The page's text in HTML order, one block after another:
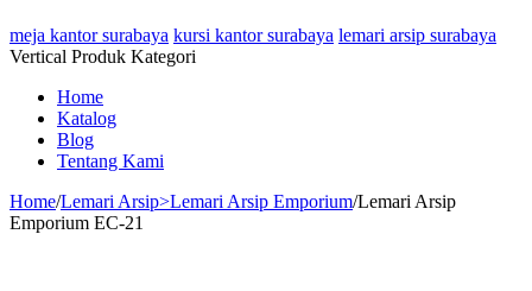
meja kantor surabaya kursi kantor surabaya lemari arsip surabaya
Vertical Produk Kategori
Home
Katalog
Blog
Tentang Kami
Home/Lemari Arsip>Lemari Arsip Emporium/Lemari Arsip
Emporium EC-21